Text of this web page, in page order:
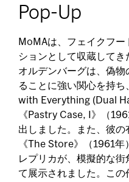
Pop-Up
MoMAは、フェイクフ
ションとして収蔵してき
オルデンバーグは、偽
ることに強い関心を持
with Everything (Dual
《Pastry Case, I》（
出しました。また、彼
《The Store》（1961
レプリカが、模擬的な
て展示されました。こ